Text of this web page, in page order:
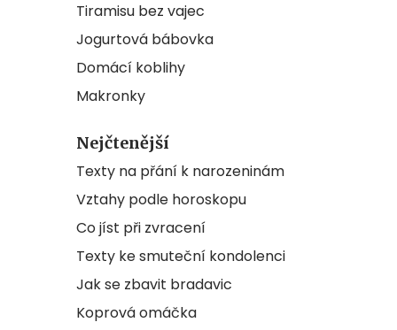
Tiramisu bez vajec
Jogurtová bábovka
Domácí koblihy
Makronky
Nejčtenější
Texty na přání k narozeninám
Vztahy podle horoskopu
Co jíst při zvracení
Texty ke smuteční kondolenci
Jak se zbavit bradavic
Koprová omáčka